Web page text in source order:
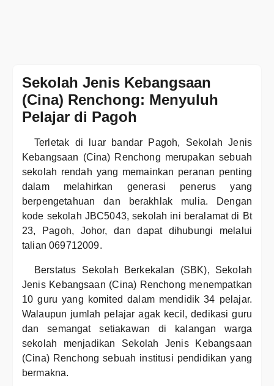
Sekolah Jenis Kebangsaan
(Cina) Renchong: Menyuluh
Pelajar di Pagoh
Terletak di luar bandar Pagoh, Sekolah Jenis
Kebangsaan (Cina) Renchong merupakan sebuah
sekolah rendah yang memainkan peranan penting
dalam melahirkan generasi penerus yang
berpengetahuan dan berakhlak mulia. Dengan
kode sekolah JBC5043, sekolah ini beralamat di Bt
23, Pagoh, Johor, dan dapat dihubungi melalui
talian 069712009.
Berstatus Sekolah Berkekalan (SBK), Sekolah
Jenis Kebangsaan (Cina) Renchong menempatkan
10 guru yang komited dalam mendidik 34 pelajar.
Walaupun jumlah pelajar agak kecil, dedikasi guru
dan semangat setiakawan di kalangan warga
sekolah menjadikan Sekolah Jenis Kebangsaan
(Cina) Renchong sebuah institusi pendidikan yang
bermakna.